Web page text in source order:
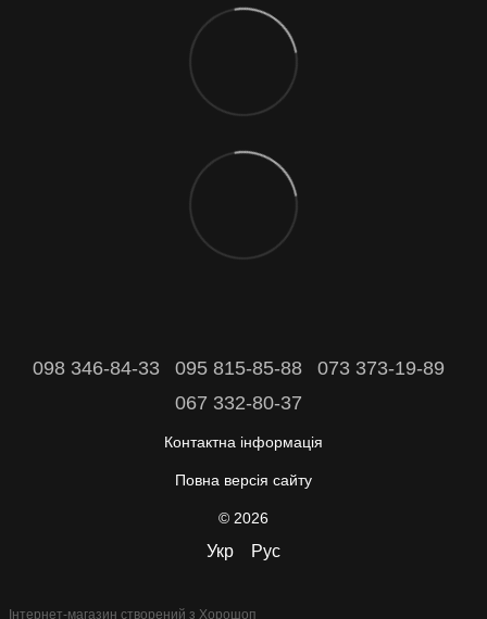
098 346-84-33 095 815-85-88
073 373-19-89
067 332-80-37
Контактна інформація
Повна версія сайту
© 2026
Укр Рус
Інтернет-магазин створений з Хорошоп